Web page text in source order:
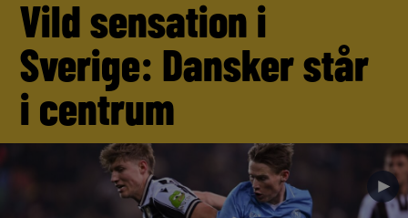
Vild sensation i
Sverige: Dansker står
i centrum
►